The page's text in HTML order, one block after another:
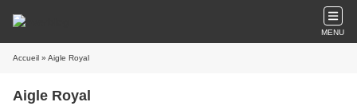
MENU
Accueil » Aigle Royal
Aigle Royal